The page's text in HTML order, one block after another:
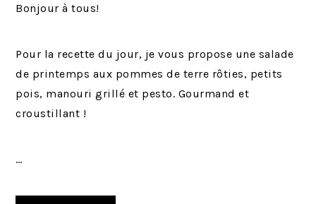
Bonjour à tous!
Pour la recette du jour, je vous propose une salade
de printemps aux pommes de terre rôties, petits
pois, manouri grillé et pesto. Gourmand et
croustillant !
…